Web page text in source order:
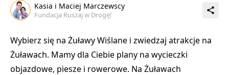
Kasia i Maciej Marczewscy
Fundacja Ruszaj w Drogę!
Wybierz się na Żuławy Wiślane i zwiedzaj atrakcje na
Żuławach. Mamy dla Ciebie plany na wycieczki
objazdowe, piesze i rowerowe. Na Żuławach